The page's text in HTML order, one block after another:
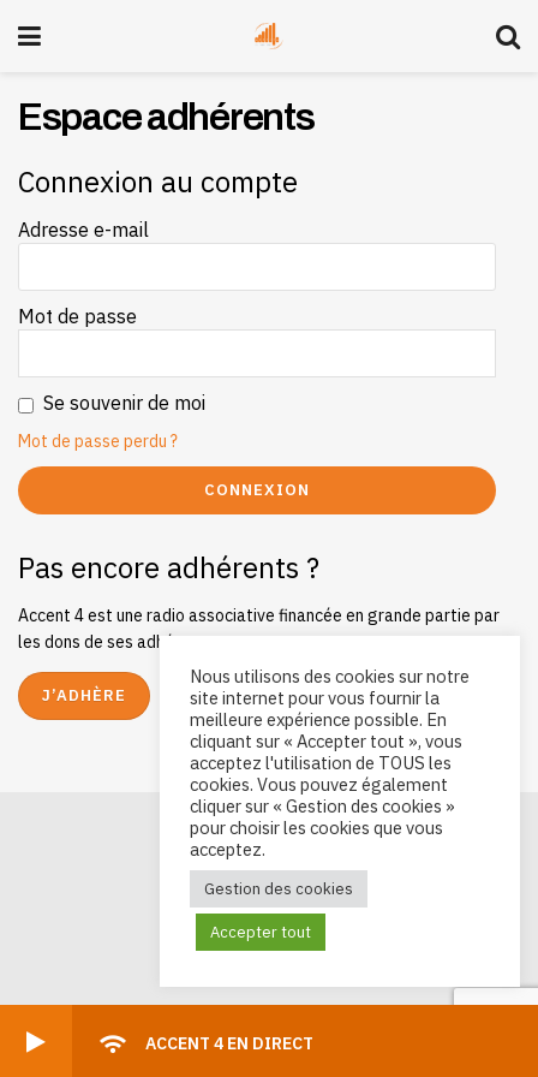
Espace adhérents
Connexion au compte
Adresse e-mail
Mot de passe
Se souvenir de moi
Mot de passe perdu ?
Pas encore adhérents ?
Accent 4 est une radio associative financée en grande partie par
les dons de ses adhérents.
J’ADHÈRE
ACCENT 4 EN DIRECT
Nous utilisons des cookies sur notre
site internet pour vous fournir la
meilleure expérience possible. En
cliquant sur « Accepter tout », vous
acceptez l'utilisation de TOUS les
cookies. Vous pouvez également
cliquer sur « Gestion des cookies »
pour choisir les cookies que vous
acceptez.
Gestion des cookies
Accepter tout